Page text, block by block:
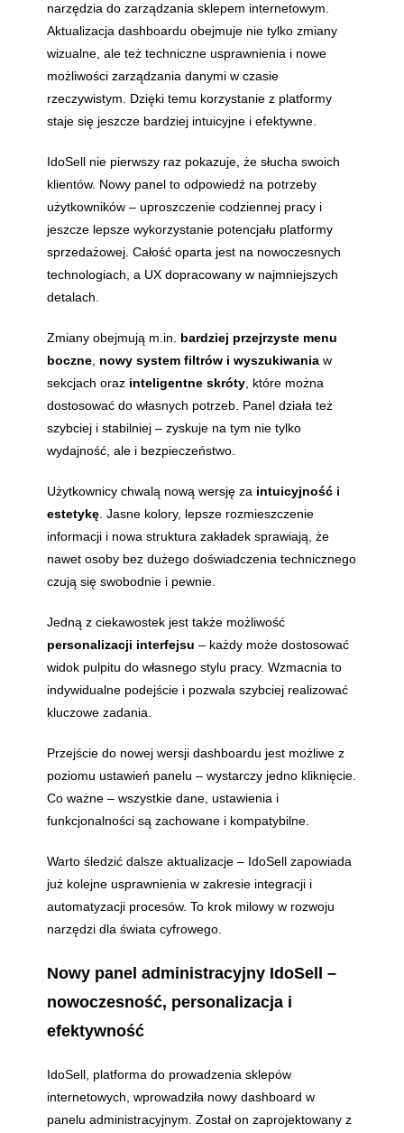
narzędzia do zarządzania sklepem internetowym.
Aktualizacja dashboardu obejmuje nie tylko zmiany
wizualne, ale też techniczne usprawnienia i nowe
możliwości zarządzania danymi w czasie
rzeczywistym. Dzięki temu korzystanie z platformy
staje się jeszcze bardziej intuicyjne i efektywne.
IdoSell nie pierwszy raz pokazuje, że słucha swoich
klientów. Nowy panel to odpowiedź na potrzeby
użytkowników – uproszczenie codziennej pracy i
jeszcze lepsze wykorzystanie potencjału platformy
sprzedażowej. Całość oparta jest na nowoczesnych
technologiach, a UX dopracowany w najmniejszych
detalach.
Zmiany obejmują m.in. bardziej przejrzyste menu
boczne, nowy system filtrów i wyszukiwania w
sekcjach oraz inteligentne skróty, które można
dostosować do własnych potrzeb. Panel działa też
szybciej i stabilniej – zyskuje na tym nie tylko
wydajność, ale i bezpieczeństwo.
Użytkownicy chwalą nową wersję za intuicyjność i
estetykę. Jasne kolory, lepsze rozmieszczenie
informacji i nowa struktura zakładek sprawiają, że
nawet osoby bez dużego doświadczenia technicznego
czują się swobodnie i pewnie.
Jedną z ciekawostek jest także możliwość
personalizacji interfejsu – każdy może dostosować
widok pulpitu do własnego stylu pracy. Wzmacnia to
indywidualne podejście i pozwala szybciej realizować
kluczowe zadania.
Przejście do nowej wersji dashboardu jest możliwe z
poziomu ustawień panelu – wystarczy jedno kliknięcie.
Co ważne – wszystkie dane, ustawienia i
funkcjonalności są zachowane i kompatybilne.
Warto śledzić dalsze aktualizacje – IdoSell zapowiada
już kolejne usprawnienia w zakresie integracji i
automatyzacji procesów. To krok milowy w rozwoju
narzędzi dla świata cyfrowego.
Nowy panel administracyjny IdoSell –
nowoczesność, personalizacja i
efektywność
IdoSell, platforma do prowadzenia sklepów
internetowych, wprowadziła nowy dashboard w
panelu administracyjnym. Został on zaprojektowany z